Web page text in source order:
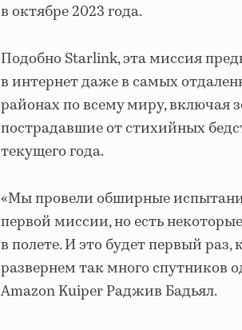
в октябре 2023 года.
Подобно Starlink, эта миссия
в интернет даже в самых
районах по всему миру, включая
пострадавшие от стихийных
текущего года.
«Мы провели обширные
первой миссии, но есть
в полете. И это будет первый
развернем так много спутников
Amazon Kuiper Раджив Бадьял.